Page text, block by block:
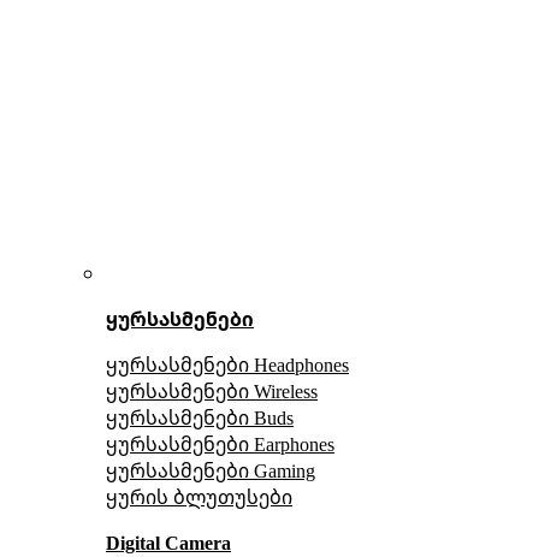
ყურსასმენები
ყურსასმენები Headphones
ყურსასმენები Wireless
ყურსასმენები Buds
ყურსასმენები Earphones
ყურსასმენები Gaming
ყურის ბლუთუსები
Digital Camera